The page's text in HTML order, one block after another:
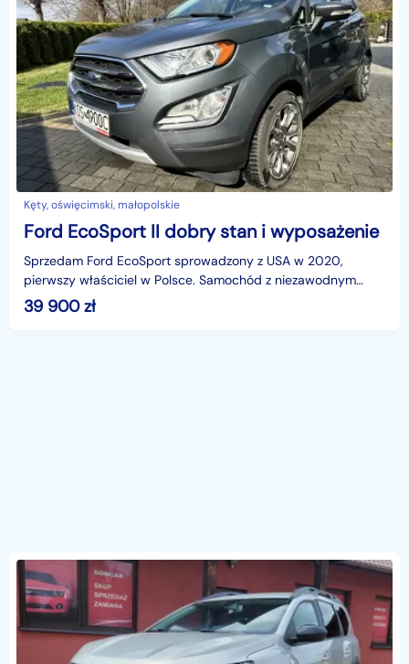
Kęty, oświęcimski, małopolskie
Ford EcoSport II dobry stan i wyposażenie
Sprzedam Ford EcoSport sprowadzony z USA w 2020,
pierwszy właściciel w Polsce. Samochód z niezawodnym
silnikiem 1.0 EcoBoost o mocy 125 KM, automatyczna skrzyni
39 900zł